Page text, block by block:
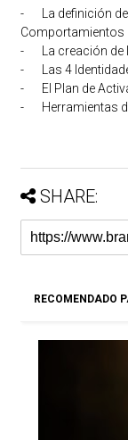
-
La definición
Comportamientos
-
La creación
-
Las 4
-
El Plan de
-
Herramientas
SHARE:
RECOMENDADO